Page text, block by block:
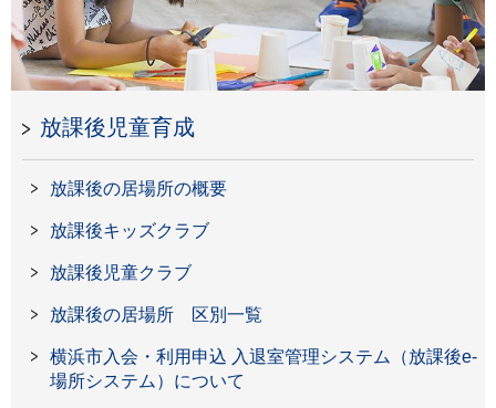
放課後児童育成
放課後の居場所の概要
放課後キッズクラブ
放課後児童クラブ
放課後の居場所 区別一覧
横浜市入会・利用申込 入退室管理システム（放課後e-
場所システム）について